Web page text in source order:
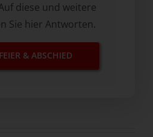
diese und weitere
Sie hier Antworten.
& ABSCHIED